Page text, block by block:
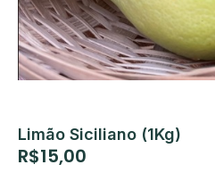
Limão Siciliano (1Kg)
R$15,00